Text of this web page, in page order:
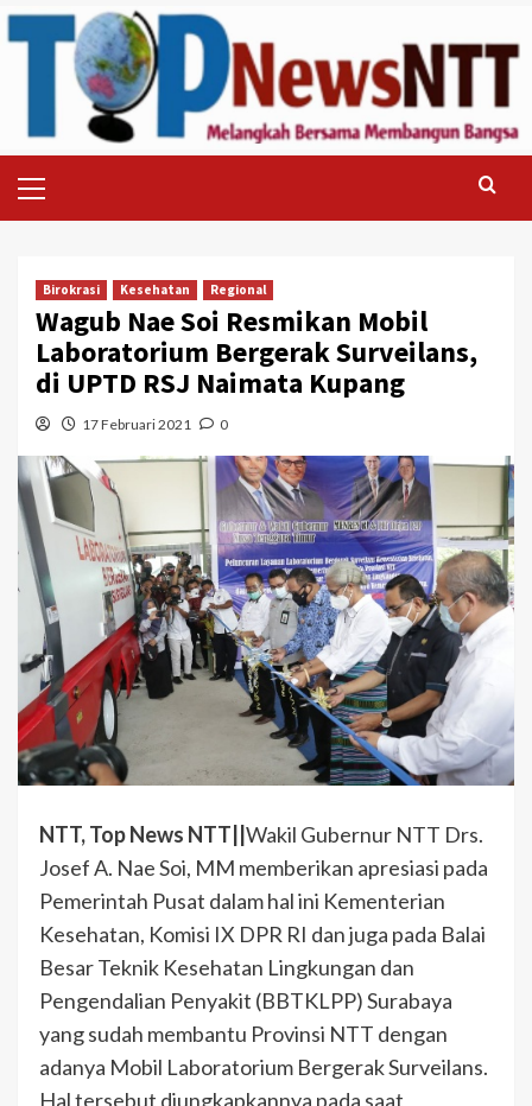
Skip
to
Menu
Birokrasi Kesehatan Regional
Wagub Nae Soi Resmikan Mobil
Laboratorium Bergerak Surveilans,
di UPTD RSJ Naimata Kupang
17 Februari 2021 0
NTT, Top News NTT|| Wakil Gubernur NTT Drs.
Josef A. Nae Soi, MM memberikan apresiasi pada
Pemerintah Pusat dalam hal ini Kementerian
Kesehatan, Komisi IX DPR RI dan juga pada Balai
Besar Teknik Kesehatan Lingkungan dan
Pengendalian Penyakit (BBTKLPP) Surabaya
yang sudah membantu Provinsi NTT dengan
adanya Mobil Laboratorium Bergerak Surveilans.
Hal tersebut diungkapkannya pada saat